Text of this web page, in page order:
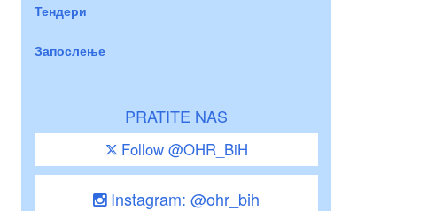
Тендери
Запослење
PRATITE NAS
Follow @OHR_BiH
Instagram: @ohr_bih